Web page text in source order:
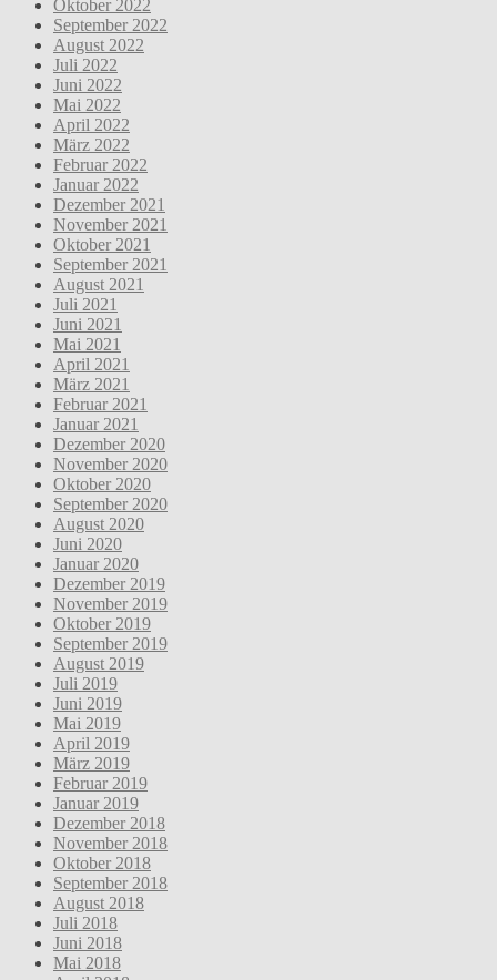
Oktober 2022
September 2022
August 2022
Juli 2022
Juni 2022
Mai 2022
April 2022
März 2022
Februar 2022
Januar 2022
Dezember 2021
November 2021
Oktober 2021
September 2021
August 2021
Juli 2021
Juni 2021
Mai 2021
April 2021
März 2021
Februar 2021
Januar 2021
Dezember 2020
November 2020
Oktober 2020
September 2020
August 2020
Juni 2020
Januar 2020
Dezember 2019
November 2019
Oktober 2019
September 2019
August 2019
Juli 2019
Juni 2019
Mai 2019
April 2019
März 2019
Februar 2019
Januar 2019
Dezember 2018
November 2018
Oktober 2018
September 2018
August 2018
Juli 2018
Juni 2018
Mai 2018